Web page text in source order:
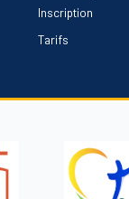
Inscription
Tarifs